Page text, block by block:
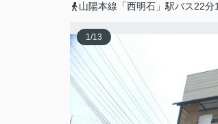
山陽本線「西明石」駅バス22
1/13